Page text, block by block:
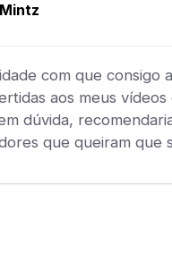
com que consigo
aos meus vídeos
dúvida,
que queiram que